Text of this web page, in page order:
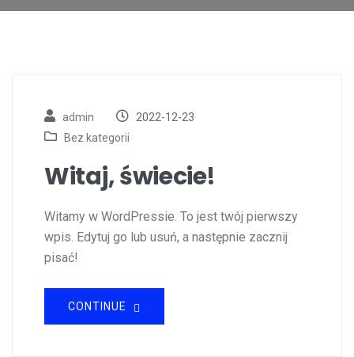
admin
2022-12-23
Bez kategorii
Witaj, świecie!
Witamy w WordPressie. To jest twój pierwszy
wpis. Edytuj go lub usuń, a następnie zacznij
pisać!
CONTINUE